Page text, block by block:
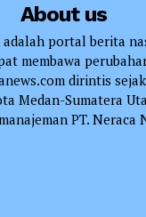
About us
adalah portal berita
membawa
dirintis
Medan-Sumatera
PT. Neraca